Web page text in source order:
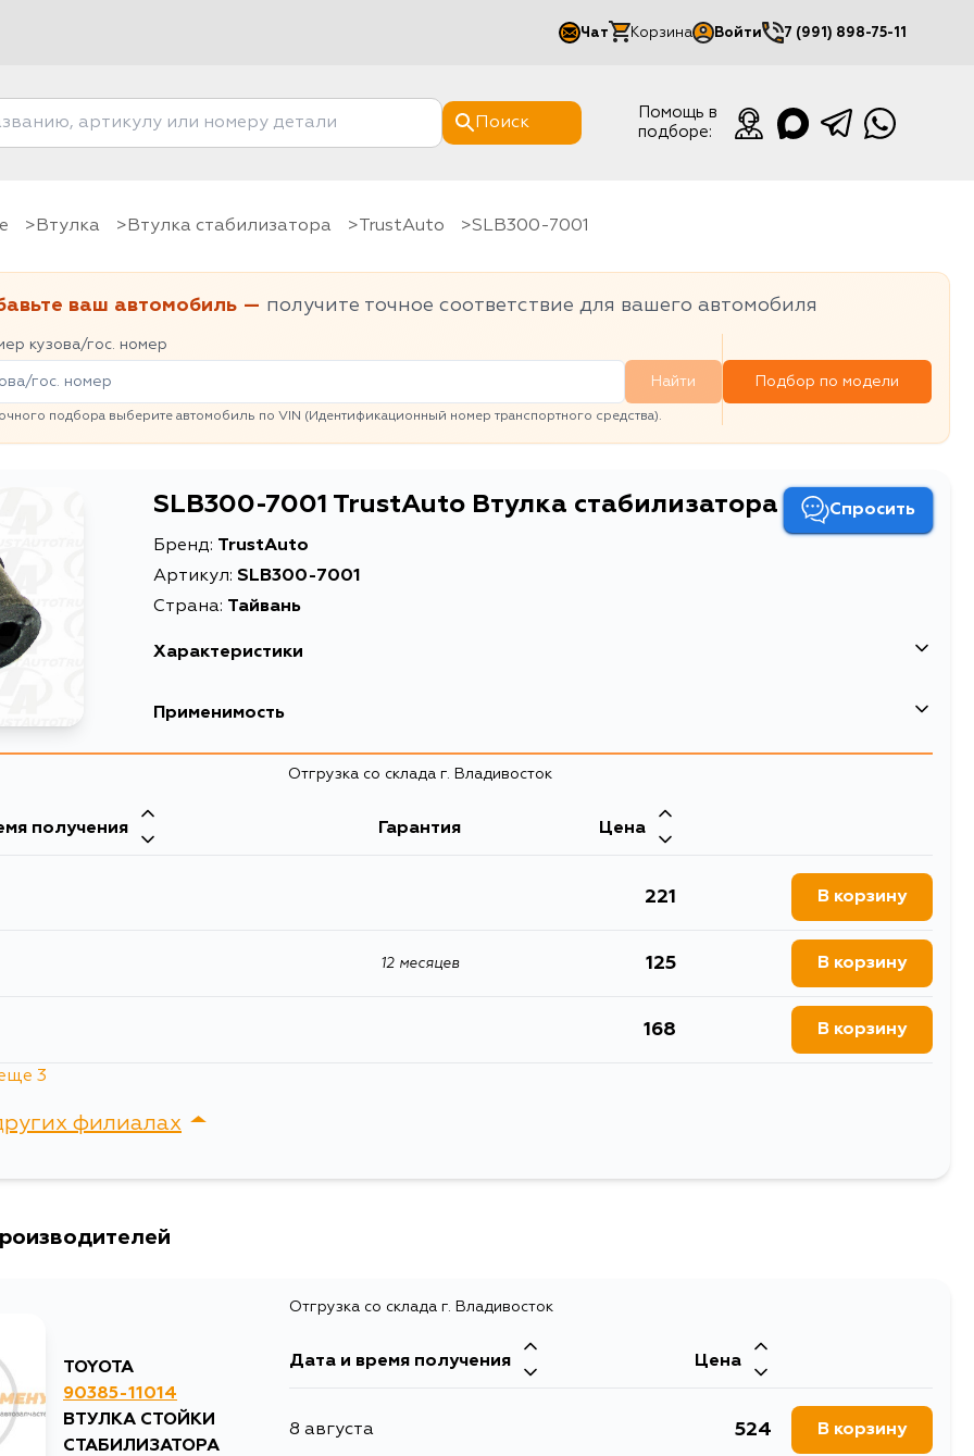
Чат Корзина Войти
Мой кабинет
7 (991) 898-75-11
Поиск
Помощь в
подборе:
Втулка Втулка стабилизатора TrustAuto SLB300-7001
ваш автомобиль — получите точное соответствие для вашего автомобиля
кузова/гос. номер
Найти
подбора выберите автомобиль по VIN (Идентификационный номер транспортного средства).
Подбор по модели
SLB300-7001 TrustAuto Втулка стабилизатора Спросить
Бренд: TrustAuto
Артикул: SLB300-7001
Страна: Тайвань
Характеристики
Описание
Применимость
Двигатель
NCP35, EL45, EL55, NCP25, NCP16, EXZ15, EP85, NCP15 1NZFE, 5EFE, 2NZFE, 4EFE, 4EF
Отгрузка со склада г. Владивосток
получения Гарантия Цена
221 В корзину
12 месяцев 125 В корзину
168 В корзину
3
филиалах
TOYOTA
90385-11014
ВТУЛКА СТОЙКИ
СТАБИЛИЗАТОРА
Отгрузка со склада г. Владивосток
Дата и время получения Цена
8 августа 524 В корзину